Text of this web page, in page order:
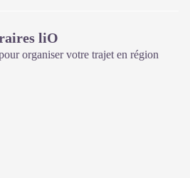
liO
organiser votre trajet en région